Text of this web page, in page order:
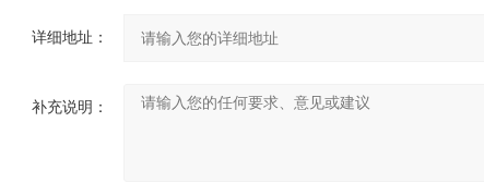
详细地址：
补充说明：